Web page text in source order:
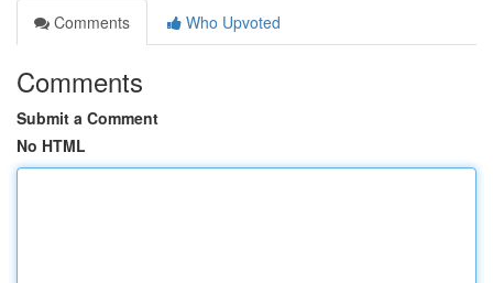
Comments
Who Upvoted
Comments
Submit a Comment
No HTML